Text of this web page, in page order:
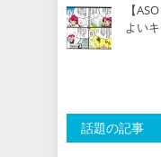
【
よい
話題の記事